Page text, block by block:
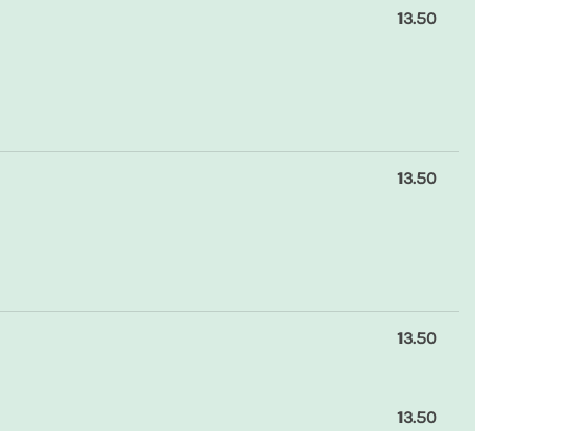
13.50
13.50
13.50
13.50